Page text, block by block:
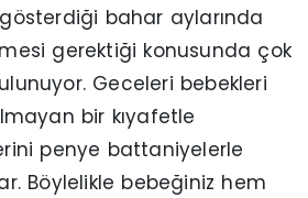
bahar aylarında
gerektiği konusunda çok
Geceleri bebekleri
bir kıyafetle
penye battaniyelerle
Böylelikle bebeğiniz hem